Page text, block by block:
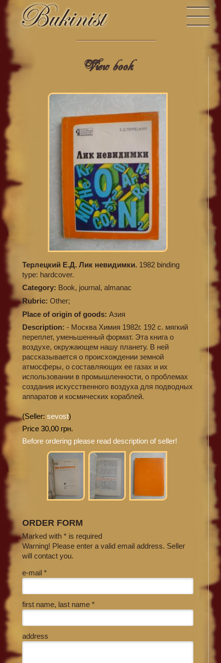
View book
Терлецкий Е.Д. Лик невидимки. 1982 binding
type: hardcover.
Category: Book, journal, almanac
Rubric: Other;
Place of origin of goods: Азия
Description: - Москва Химия 1982г. 192 с. мягкий
переплет, уменьшенный формат. Эта книга о
воздухе, окружающем нашу планету. В ней
рассказывается о происхождении земной
атмосферы, о составляющих ее газах и их
использовании в промышленности, о проблемах
создания искусственного воздуха для подводных
аппаратов и космических кораблей.
(Seller: sevost)
Price 30,00 грн.
Before ordering please read description of seller!
ORDER FORM
Marked with * is required
Warning! Please enter a valid email address. Seller
will contact you.
e-mail *
first name, last name *
address